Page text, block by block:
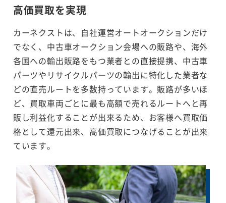
高価買取を実現
カーネクストは、自社運営オートオークションだけ
でなく、中古車オークション会場への販路や、海外
各国への輸出販路をもつ業者との直接提携、中古車
パーツやリサイクルパーツの輸出に特化した業者な
どの直売ルートを多数持っています。販路が多いほ
ど、買取車両ごとに最も高額で売れるルートへと再
販し利益化することが出来るため、お客様へ買取価
格として還元出来、高価買取につなげることが出来
ています。